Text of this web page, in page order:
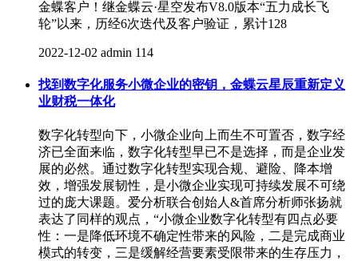
金蝶客户！继金蝶云·星空发布V8.0版本“五力成长飞
轮”以来，历经6次迭代及客户验证，累计128
2022-12-02 admin 114
找到数字化服务小微企业的密钥，金蝶云星辰重新定义
业财税一体化
数字化转型向下，小微企业向上而生不可置否，数字经
济已全面来临，数字化转型早已不是选择，而是企业发
展的必然。通过数字化转型实现合规、避险、降本增
效，增强发展韧性，是小微企业实现可持续发展不可绕
过的庞大课题。爱分析联合创始人&首席分析师张扬就
表达了同样的观点，“小微企业数字化转型有四点必要
性：一是降低环境不确定性带来的风险，二是完成商业
模式的转变，三是缓解经营要素受限带来的生存压力，